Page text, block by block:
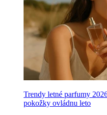
Trendy letné parfumy
pokožky ovládnu leto